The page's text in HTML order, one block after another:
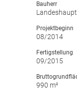
Bauherr
Projektbeginn
08/2014
Fertigstellung
09/2015
990 m²